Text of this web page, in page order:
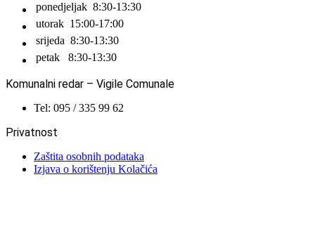
ponedjeljak 8:30-13:30
utorak 15:00-17:00
srijeda 8:30-13:30
petak
8:30-13:30
Komunalni redar – Vigile Comunale
Tel: 095 / 335 99 62
Privatnost
Zaštita osobnih podataka
Izjava o korištenju Kolačića